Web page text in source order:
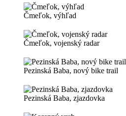
Čmeľok, výhľad
Čmeľok, vojenský radar
Pezinská Baba, nový bike trail
Pezinská Baba, zjazdovka